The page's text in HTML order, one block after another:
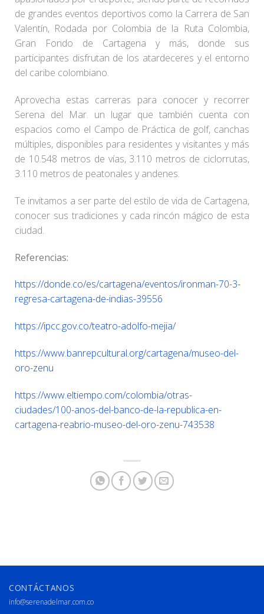
de grandes eventos deportivos como la Carrera de San
Valentín, Rodada por Colombia de la Ruta Colombia,
Gran Fondo de Cartagena y más, donde sus
participantes disfrutan de los atardeceres y el entorno
del caribe colombiano.
Aprovecha estas carreras para conocer y recorrer
Serena del Mar. un lugar que también cuenta con
espacios como el Campo de Práctica de golf, canchas
múltiples, disponibles para residentes y visitantes y más
de 10.548 metros de vías, 3.110 metros de ciclorrutas,
3.110 metros de peatonales y andenes.
Te invitamos a ser parte del estilo de vida de Cartagena,
conocer sus tradiciones y cada rincón mágico de esta
ciudad.
Referencias:
https://donde.co/es/cartagena/eventos/ironman-70-3-
regresa-cartagena-de-indias-39556
https://ipcc.gov.co/teatro-adolfo-mejia/
https://www.banrepcultural.org/cartagena/museo-del-
oro-zenu
https://www.eltiempo.com/colombia/otras-
ciudades/100-anos-del-banco-de-la-republica-en-
cartagena-reabrio-museo-del-oro-zenu-743538
CONTÁCTANOS
info@serenadelmar.com.co